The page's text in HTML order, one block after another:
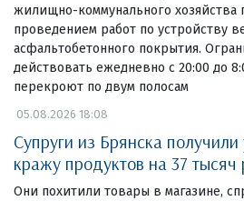
жилищно-коммунального хозяйства
проведением работ по устройству
асфальтобетонного покрытия.
действовать ежедневно с 20:00 до
перекроют по двум полосам
05.08.2026 18:08
Супруги из Брянска
кражу продуктов на 37 тысяч
Они похитили товары в магазине,